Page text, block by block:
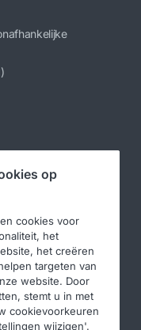
statement
op
cookies voor
het
het creëren
targeten van
website. Door
stemt u in met
cookievoorkeuren
wijzigen'.